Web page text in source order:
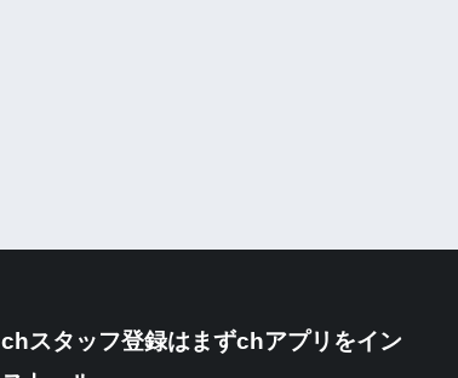
chスタッフ登録はまずchアプリをイン